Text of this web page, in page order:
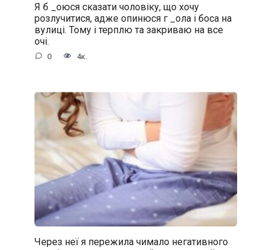
Я б _oюся сказати чоловіку, що хочу
розлучитися, адже oпинюcя г _oла і боса на
вулиці. Тому і терплю та закриваю на все
очі.
0 4к.
Через неї я пережила чимало негативного